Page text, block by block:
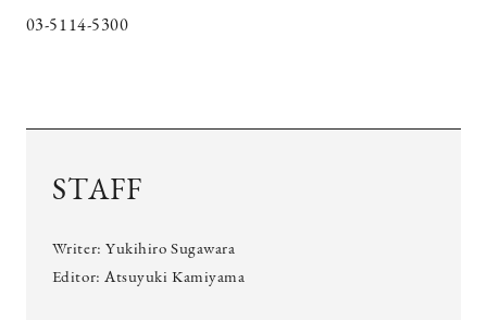
03-5114-5300
STAFF
Writer: Yukihiro Sugawara
Editor: Atsuyuki Kamiyama